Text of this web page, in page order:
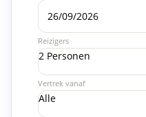
Reizigers
2 Personen
Vertrek vanaf
Alle